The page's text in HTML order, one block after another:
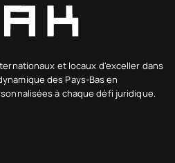
et locaux d'exceller dans
des Pays-Bas en
à chaque défi juridique.